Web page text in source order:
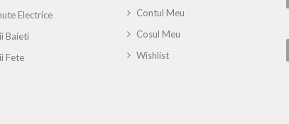
Electrice
Baieti
Fete
Contul Meu
Cosul Meu
Wishlist